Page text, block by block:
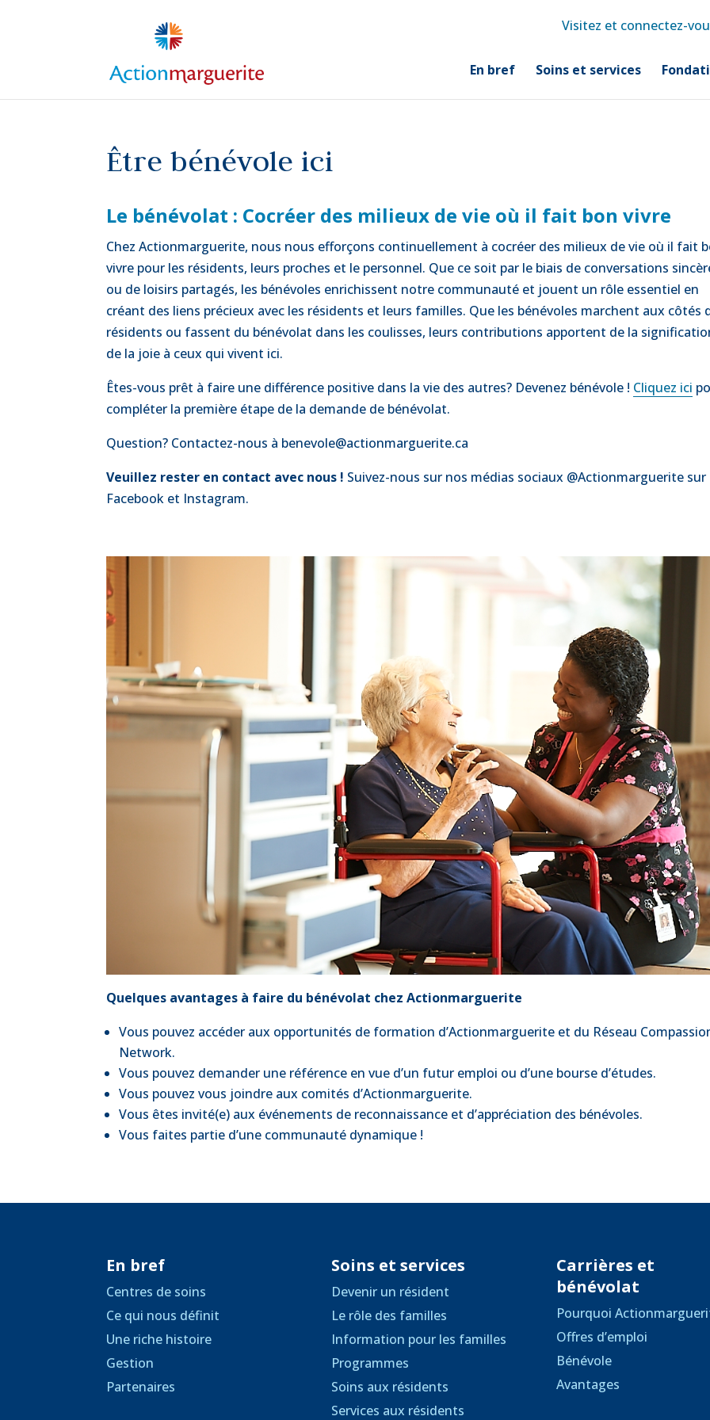
Visitez et connectez-
En bref Soins et services
Être bénévole ici
Le bénévolat : Cocréer des milieux de vie où il fait bon vivre
Chez Actionmarguerite, nous nous efforçons continuellement à cocréer des milieux de vie où il fait
vivre pour les résidents, leurs proches et le personnel. Que ce soit par le biais de conversations
ou de loisirs partagés, les bénévoles enrichissent notre communauté et jouent un rôle essentiel en
créant des liens précieux avec les résidents et leurs familles. Que les bénévoles marchent aux côtés
résidents ou fassent du bénévolat dans les coulisses, leurs contributions apportent de la
de la joie à ceux qui vivent ici.
Êtes-vous prêt à faire une différence positive dans la vie des autres? Devenez bénévole ! Cliquez ici
compléter la première étape de la demande de bénévolat.
Question? Contactez-nous à benevole@actionmarguerite.ca
Veuillez rester en contact avec nous ! Suivez-nous sur nos médias sociaux @Actionmarguerite sur
Facebook et Instagram.
Quelques avantages à faire du bénévolat chez Actionmarguerite
Vous pouvez accéder aux opportunités de formation d’Actionmarguerite et du Réseau
Network.
Vous pouvez demander une référence en vue d’un futur emploi ou d’une bourse d’études.
Vous pouvez vous joindre aux comités d’Actionmarguerite.
Vous êtes invité(e) aux événements de reconnaissance et d’appréciation des bénévoles.
Vous faites partie d’une communauté dynamique !
En bref
Centres de soins
Ce qui nous définit
Une riche histoire
Gestion
Partenaires
Soins et services
Devenir un résident
Le rôle des familles
Information pour les familles
Programmes
Soins aux résidents
Services aux résidents
Carrières et
bénévolat
Pourquoi
Offres d’emploi
Bénévole
Avantages